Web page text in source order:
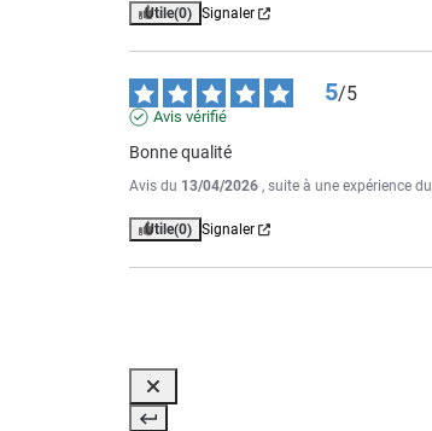
Utile(0) Signaler
5/5
Avis vérifié
Bonne qualité
Avis du 13/04/2026 , suite à une expérience du
Utile(0) Signaler